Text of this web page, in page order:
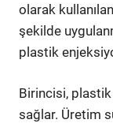
olarak
şekilde
plastik
Birincisi,
sağlar. Üretim